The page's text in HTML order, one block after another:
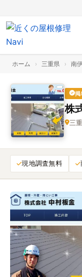
ホーム › 三重県 › 南
掲
株
三
現地調査無料